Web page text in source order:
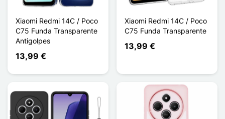
Xiaomi Redmi 14C / Poco
C75 Funda Transparente
Antigolpes
13,99 €
Xiaomi Redmi 14C / Poco
C75 Funda Transparente
13,99 €